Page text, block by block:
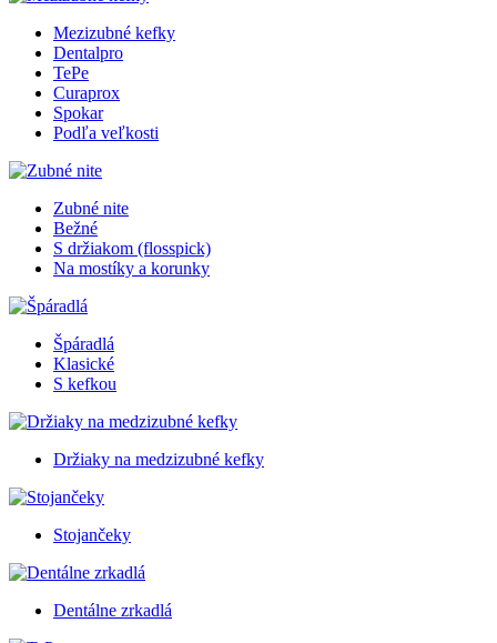
Mezizubné kefky
Dentalpro
TePe
Curaprox
Spokar
Podľa veľkosti
Zubné nite
Bežné
S držiakom (flosspick)
Na mostíky a korunky
Špáradlá
Klasické
S kefkou
Držiaky na medzizubné kefky
Stojančeky
Dentálne zrkadlá